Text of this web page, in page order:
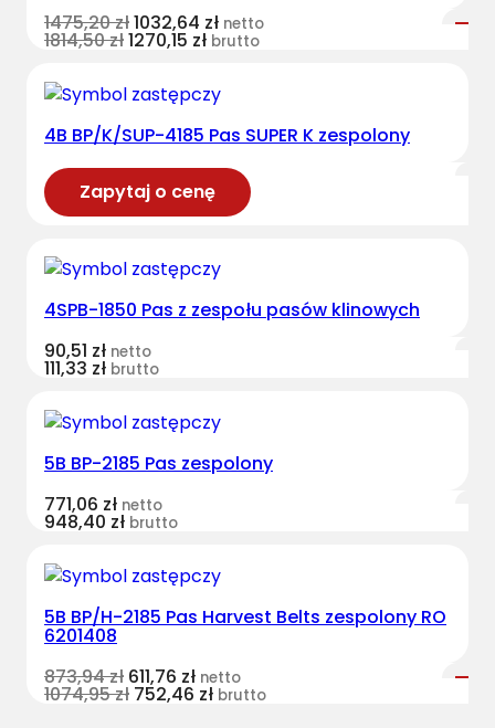
1475,20zł1032,64 zł netto
1814,50zł1270,15 zł brutto
4B BP/K/SUP-4185 Pas SUPER K zespolony
Zapytaj o cenę
4SPB-1850 Pas z zespołu pasów klinowych
90,51 zł netto
111,33 zł brutto
5B BP-2185 Pas zespolony
771,06 zł netto
948,40 zł brutto
5B BP/H-2185 Pas Harvest Belts zespolony RO
6201408
873,94zł 611,76 zł netto
1074,95zł 752,46 zł brutto